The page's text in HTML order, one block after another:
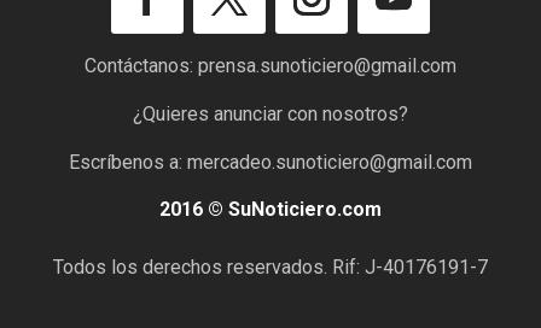
Contáctanos: prensa.sunoticiero@gmail.com
¿Quieres anunciar con nosotros?
Escríbenos a: mercadeo.sunoticiero@gmail.com
2016 © SuNoticiero.com
Todos los derechos reservados. Rif: J-40176191-7